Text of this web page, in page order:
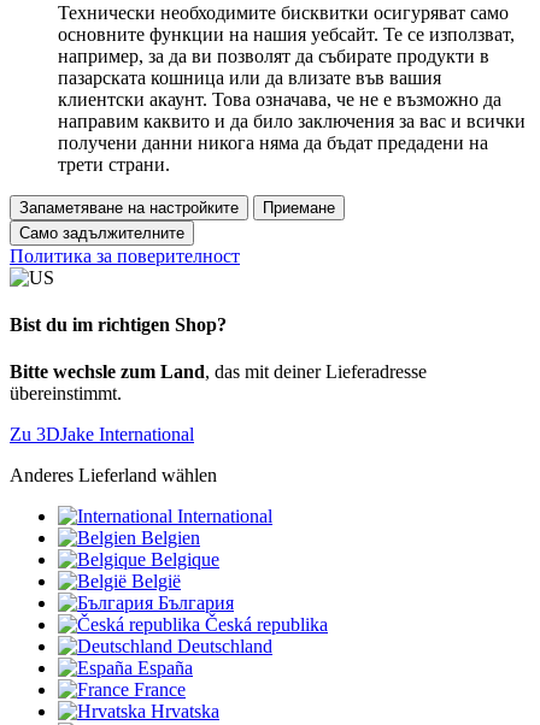
Технически необходимите бисквитки осигуряват само
основните функции на нашия уебсайт. Те се използват,
например, за да ви позволят да събирате продукти в
пазарската кошница или да влизате във вашия
клиентски акаунт. Това означава, че не е възможно да
направим каквито и да било заключения за вас и всички
получени данни никога няма да бъдат предадени на
трети страни.
Запаметяване на настройките
Приемане
Само задължителните
Политика за поверителност
Bist du im richtigen Shop?
Bitte wechsle zum Land, das mit deiner Lieferadresse
übereinstimmt.
Zu 3DJake International
Anderes Lieferland wählen
International
Belgien
Belgique
België
България
Česká republika
Deutschland
España
France
Hrvatska